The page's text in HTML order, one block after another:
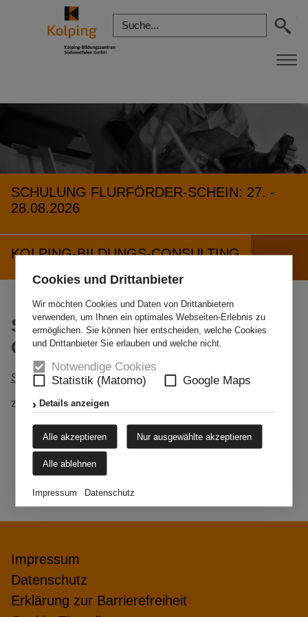
Cookies und Drittanbieter
Wir möchten Cookies und Daten von Drittanbietern
verwenden, um Ihnen ein optimales Webseiten-Erlebnis zu
ermöglichen. Sie können hier entscheiden, welche Cookies
und Drittanbieter Sie erlauben und welche nicht.
Notwendige Cookies
Statistik (Matomo)
Google Maps
Details anzeigen
Alle akzeptieren Nur ausgewählte akzeptieren
Alle ablehnen
Impressum Datenschutz
SCHULUNG FLURFÖRDER-SCHEIN: 27. -
28.08.2026
KOLPING-BILDUNGS-CONSULTING
STELLENAUSSCHREIBUNG -
OGS FRÖBELSCHULE
Stellenausschreibung_OGS_Fröbelschule.pdf
zurück
Impressum
Datenschutz
Erklärung zur Barrierefreiheit